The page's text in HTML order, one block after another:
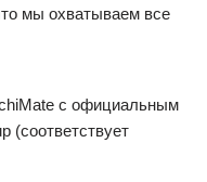
мы охватываем все
с официальным
(соответствует